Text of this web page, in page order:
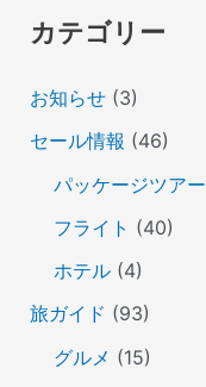
カテゴリー
お知らせ(3)
セール情報 (46)
パッケージツアー
フライト (40)
ホテル(4)
旅ガイド (93)
グルメ (15)